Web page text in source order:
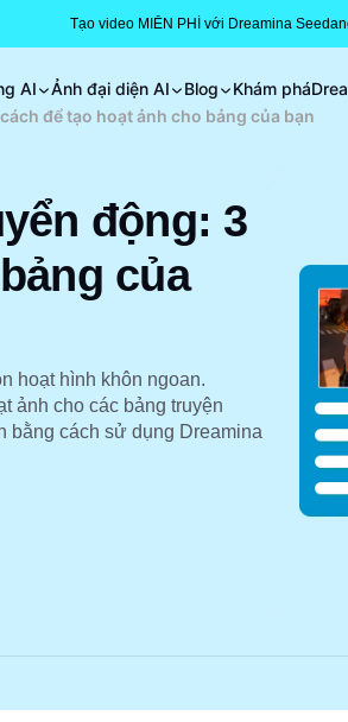
Tạo video MIỄN PHÍ với Dreamina
AI Ảnh đại diện AI Blog Khám phá
để tạo hoạt ảnh cho bảng của bạn
động: 3
của
hoạt hình khôn ngoan.
ảnh cho các bảng truyện
bằng cách sử dụng Dreamina